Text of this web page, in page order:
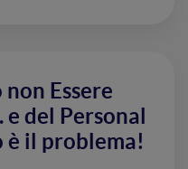
Essere
del Personal
è il problema!